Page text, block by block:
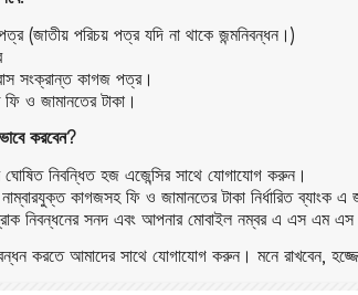
(জাতীয় পরিচয় পত্র যদি না থাকে জন্মনিবন্ধন।)
সংক্রান্ত কাগজ পত্র।
ফি ও জামানতের টাকা।
করবেন?
ঘোষিত নিবন্ধিত হজ এজেন্সির সাথে যোগাযোগ করুন।
নাম্বারযুক্ত কাগজসহ ফি ও জামানতের টাকা নির্ধারিত ব্যাংক এ
নিবন্ধনের সনদ এবং আপনার মোবাইল নম্বর এ এস এম এস
করতে আমাদের সাথে যোগাযোগ করুন। মনে রাখবেন,